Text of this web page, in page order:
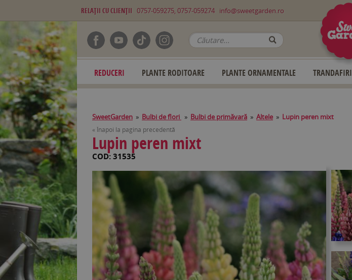
RELAŢII CU CLIENŢII 0757-059275, 0757-059274 info@sweetgarden.ro
REDUCERI PLANTE RODITOARE PLANTE ORNAMENTALE TRANDAFIRI
SweetGarden » Bulbi de flori » Bulbi de primăvară » Altele » Lupin peren mixt
« Înapoi la pagina precedentă
Lupin peren mixt
COD: 31535